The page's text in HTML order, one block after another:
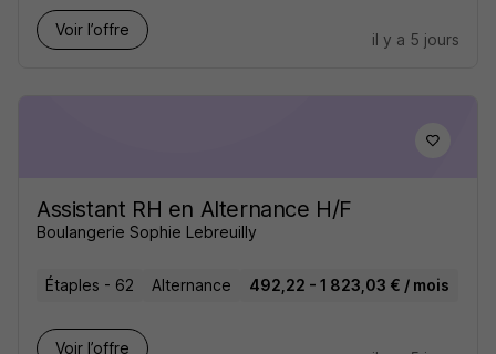
Voir l’offre
il y a 5 jours
Assistant RH en Alternance H/F
Boulangerie Sophie Lebreuilly
Étaples - 62 Alternance 492,22 - 1 823,03 € / mois
Voir l’offre